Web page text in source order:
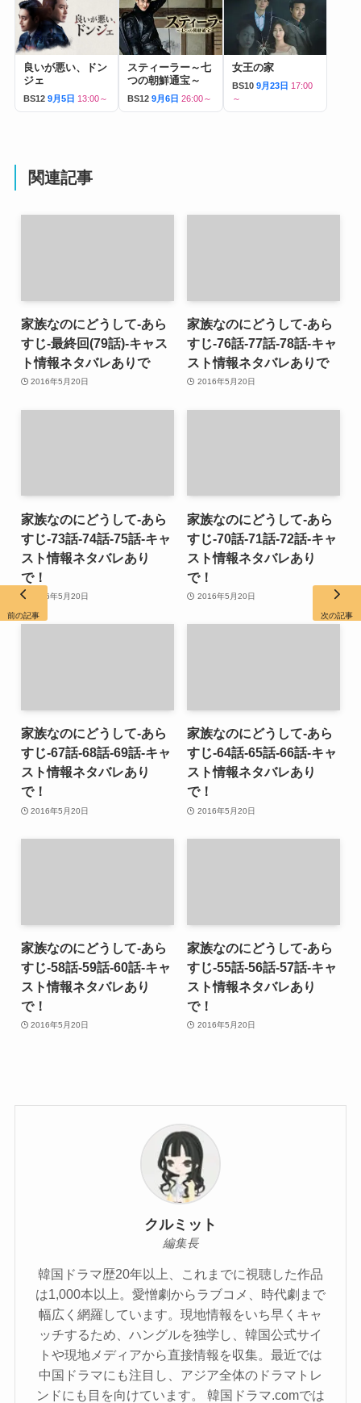
良いが悪い、ドン
ジェ
BS12 9月5日 13:00～
スティーラー～七
つの朝鮮通宝～
BS12 9月6日 26:00～
女王の家
BS10 9月23日 17:00
～
関連記事
家族なのにどうして-あら
すじ-最終回(79話)-キャス
ト情報ネタバレありで
2016年5月20日
家族なのにどうして-あら
すじ-76話-77話-78話-キャ
スト情報ネタバレありで
2016年5月20日
家族なのにどうして-あら
すじ-73話-74話-75話-キャ
スト情報ネタバレあり
で！
2016年5月20日
家族なのにどうして-あら
すじ-70話-71話-72話-キャ
スト情報ネタバレあり
で！
2016年5月20日
家族なのにどうして-あら
すじ-67話-68話-69話-キャ
スト情報ネタバレあり
で！
2016年5月20日
家族なのにどうして-あら
すじ-64話-65話-66話-キャ
スト情報ネタバレあり
で！
2016年5月20日
家族なのにどうして-あら
すじ-58話-59話-60話-キャ
スト情報ネタバレあり
で！
2016年5月20日
家族なのにどうして-あら
すじ-55話-56話-57話-キャ
スト情報ネタバレあり
で！
2016年5月20日
クルミット
編集長
韓国ドラマ歴20年以上、これまでに視聴した作品
は1,000本以上。愛憎劇からラブコメ、時代劇まで
幅広く網羅しています。現地情報をいち早くキャ
ッチするため、ハングルを独学し、韓国公式サイ
トや現地メディアから直接情報を収集。最近では
中国ドラマにも注目し、アジア全体のドラマトレ
ンドにも目を向けています。 韓国ドラマ.comでは
前の記事 次の記事